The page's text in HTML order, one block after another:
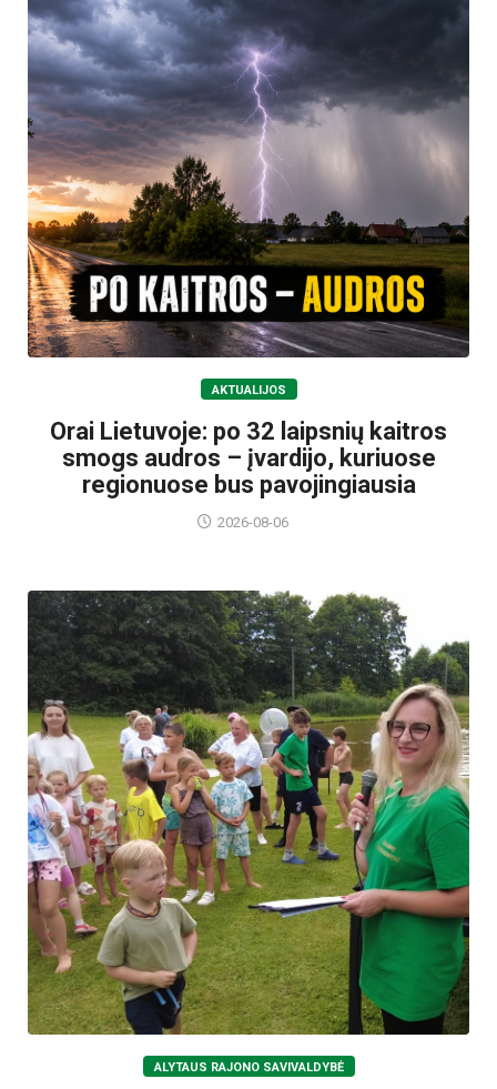
AKTUALIJOS
Orai Lietuvoje: po 32 laipsnių kaitros
smogs audros – įvardijo, kuriuose
regionuose bus pavojingiausia
2026-08-06
ALYTAUS RAJONO SAVIVALDYBĖ